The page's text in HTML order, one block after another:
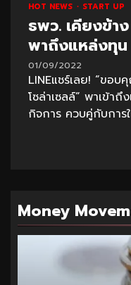
HOT NEWS START UP
ธพว. เคียงข้าง
พาถึงแหล่งทุน
01/09/2022
LINEแชร์เลย! “ขอ
โซล่าเซลล์” พาเข้า
กิจการ ควบคู่กับการ
Money